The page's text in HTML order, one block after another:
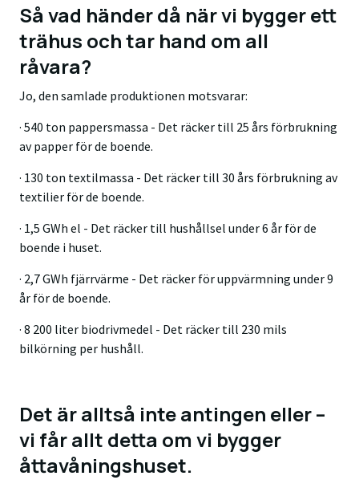
Så vad händer då när vi bygger ett
trähus och tar hand om all
råvara?
Jo, den samlade produktionen motsvarar:
· 540 ton pappersmassa - Det räcker till 25 års förbrukning
av papper för de boende.
· 130 ton textilmassa - Det räcker till 30 års förbrukning av
textilier för de boende.
· 1,5 GWh el - Det räcker till hushållsel under 6 år för de
boende i huset.
· 2,7 GWh fjärrvärme - Det räcker för uppvärmning under 9
år för de boende.
· 8 200 liter biodrivmedel - Det räcker till 230 mils
bilkörning per hushåll.
Det är alltså inte antingen eller –
vi får allt detta om vi bygger
åttavåningshuset.